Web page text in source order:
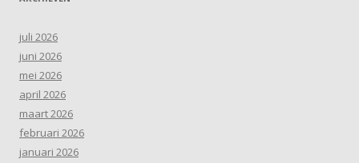
juli 2026
juni 2026
mei 2026
april 2026
maart 2026
februari 2026
januari 2026